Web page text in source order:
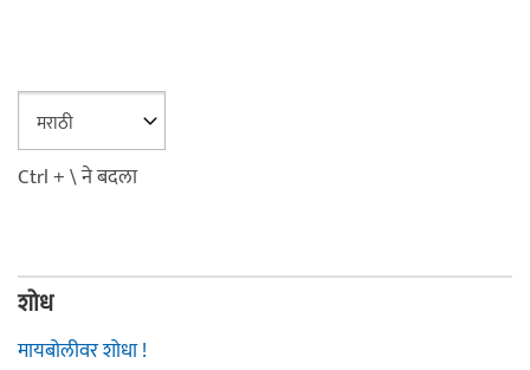
Ctrl + \ ने बदला
शोध
मायबोलीवर शोधा !